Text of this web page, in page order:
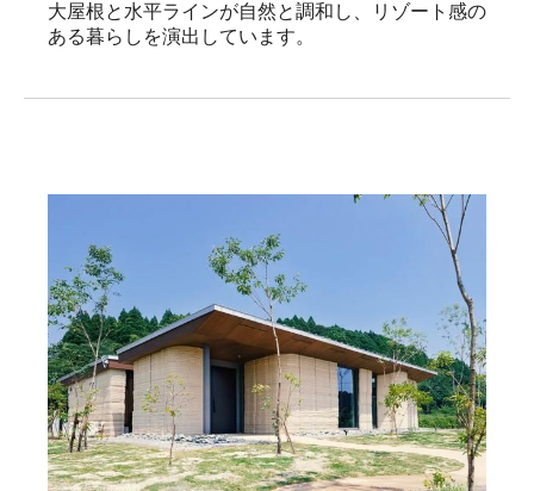
大屋根と水平ラインが自然と調和し、リゾート感の
ある暮らしを演出しています。